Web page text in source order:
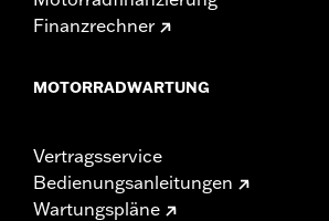
Finanzrechner
MOTORRADWARTUNG
Vertragsservice
Bedienungsanleitungen
Wartungspläne